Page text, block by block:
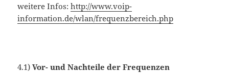
weitere Infos:http://www.voip-
information.de/wlan/frequenzbereich.php
4.1)Vor- und Nachteile der Frequenzen